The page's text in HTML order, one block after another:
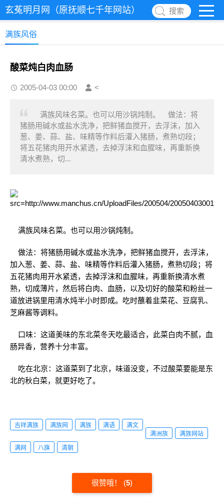
玄菟明月网（原抚顺七千年网站） 搜索
满族风俗
酸菜炖白肉血肠
2005-04-03 00:00 <
满族风味名菜。也可以用沙锅炖制。 做法：将
猪肠用碱水或盐水洗净，把鲜猪血搅开，去浮沫，加入
葱、姜、蒜、盐、味精等作料后灌入猪肠，煮熟切段；
将五花猪肉用开水紧透，去掉浮沫和血腥味，再重新换
清水煮熟，切...
满族风味名菜。也可以用沙锅炖制。
做法：将猪肠用碱水或盐水洗净，把鲜猪血搅开，去浮沫，
加入葱、姜、蒜、盐、味精等作料后灌入猪肠，煮熟切段；将
五花猪肉用开水紧透，去掉浮沫和血腥味，再重新换清水煮
熟，切成薄片，然后将白肉、血肠，以及切好的酸菜和粉丝一
道放进锅里用清水炖半小时即成。吃时蘸着韭菜花、豆腐乳、
芝麻酱等调料。
口味：这道美味的东北菜冬天吃最适合，此菜白肉不腻，血
肠异香，营养十分丰富。
吃在北京：这道菜到了北京，味道没变，不过酸菜要能是东
北的秋白菜，就更好吃了。
吉祥满族 满族网 满族 满语
满文
满洲族
满族网站
满网
八旗 清朝
很赞哦！ (5)